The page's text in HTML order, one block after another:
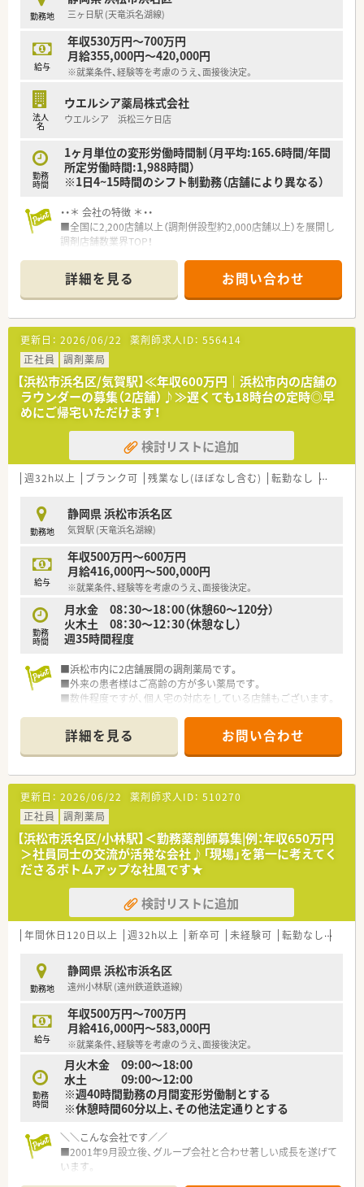
時短勤務ができるよう変更予定です。
■年間休日が120日とワークライフバランスが整っています
■日用品から常備薬まで、従業員割引制度など嬉しいメリットも
たくさんあります！
勤務地 三ヶ日駅 (天竜浜名湖線)
給与
年収530万円～700万円
月給355,000円～420,000円
※就業条件、経験等を考慮のうえ、面接後決定。
法人
名
ウエルシア薬局株式会社
ウエルシア 浜松三ケ日店
勤務
時間
1ヶ月単位の変形労働時間制（月平均:165.6時間/年間
所定労働時間:1,988時間）
※1日4~15時間のシフト制勤務（店舗により異なる）
・・＊ 会社の特徴 ＊・・
■全国に2,200店舗以上（調剤併設型約2,000店舗以上）を展開し
調剤店舗数業界TOP！
頑張り次第で高給与も可能！
■経験や勤務コースによりますが、経験の少ない方でも500万前
半スタートと業界TOP水準！
■職種や職域に合わせ、豊富な社内研修や外部組織と連携した研
修を用意されています
■薬剤師が中心の会社だからこそ活躍できるキャリアパスが多
種多様に用意されています。
■店舗拡大に伴い、エリアマネジャーや営業部長等のマネジメン
トのポジションも増えます。
■在宅や教育等の専門性を活かせるスペシャリストを目指すこ
とも可能です。
■その他にも、管理部門や商品部門等の本社スタッフなど活動領
域は多種多様です。
■在宅実施店舗は年々増加しており、在宅医療へもしっかりと関
わる事ができます。
時短勤務ができるよう変更予定です。
■年間休日が120日とワークライフバランスが整っています
■日用品から常備薬まで、従業員割引制度など嬉しいメリットも
たくさんあります！
詳細を見る お問い合わせ
更新日： 2026/06/22 薬剤師求人ID： 556414
正社員
調剤薬局
【浜松市浜名区/気賀駅】≪年収600万円｜浜松市内の店舗の
ラウンダーの募集（2店舗）♪≫遅くても18時台の定時◎早
めにご帰宅いただけます！
検討リストに追加
週32h以上 ブランク可 残業なし(ほぼなし含む) 転勤なし 車通勤
勤務地
静岡県 浜松市浜名区
気賀駅 (天竜浜名湖線)
給与
年収500万円～600万円
月給416,000円～500,000円
※就業条件、経験等を考慮のうえ、面接後決定。
勤務
時間
月水金 08：30～18：00（休憩60～120分）
火木土 08：30～12：30（休憩なし）
週35時間程度
■浜松市内に2店舗展開の調剤薬局です。
■外来の患者様はご高齢の方が多い薬局です。
■数件程度ですが、個人宅の対応をしている店舗もございます。
詳細を見る お問い合わせ
更新日： 2026/06/22 薬剤師求人ID： 510270
正社員
調剤薬局
【浜松市浜名区/小林駅】＜勤務薬剤師募集|例：年収650万円
＞社員同士の交流が活発な会社♪「現場」を第一に考えてく
ださるボトムアップな社風です★
検討リストに追加
年間休日120日以上 週32h以上 新卒可 未経験可 転勤なし
勤務地
静岡県 浜松市浜名区
遠州小林駅 (遠州鉄道鉄道線)
給与
年収500万円～700万円
月給416,000円～583,000円
※就業条件、経験等を考慮のうえ、面接後決定。
勤務
時間
月火木金 09:00〜18:00
水土 09:00〜12:00
※週40時間勤務の月間変形労働制とする
※休憩時間60分以上、その他法定通りとする
＼＼こんな会社です／／
■2001年9月設立後、グループ会社と合わせ著しい成長を遂げて
います。